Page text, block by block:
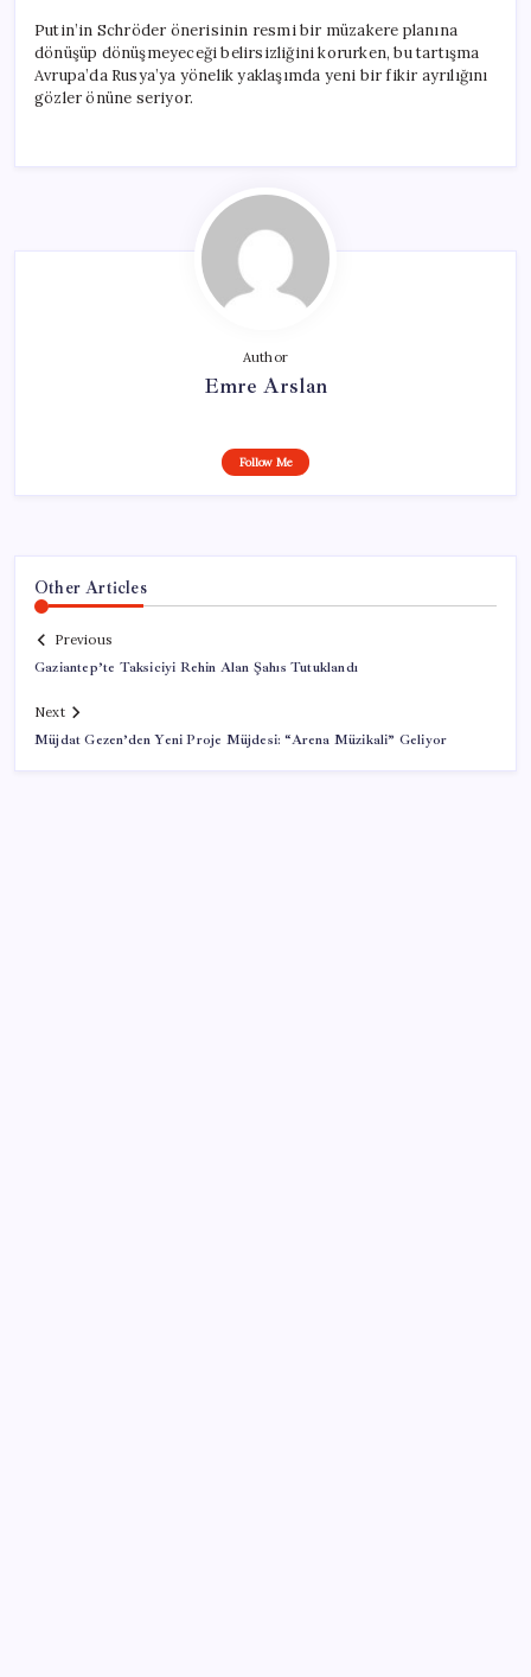
Putin’in Schröder önerisinin resmi bir müzakere planına
dönüşüp dönüşmeyeceği belirsizliğini korurken, bu tartışma
Avrupa’da Rusya’ya yönelik yaklaşımda yeni bir fikir ayrılığını
gözler önüne seriyor.
Author
Emre Arslan
Follow Me
Other Articles
Previous
Gaziantep’te Taksiciyi Rehin Alan Şahıs Tutuklandı
Next
Müjdat Gezen’den Yeni Proje Müjdesi: “Arena Müzikali” Geliyor